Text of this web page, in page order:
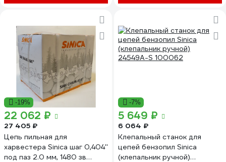
-19%
22 062 ₽
27 405 ₽
Цепь пильная для
харвестера Sinica шаг 0,404''
под паз 2.0 мм, 1480 зв
-7%
5 649 ₽
6 064 ₽
Клепальный станок для
цепей бензопил Sinica
(клепальник ручной)